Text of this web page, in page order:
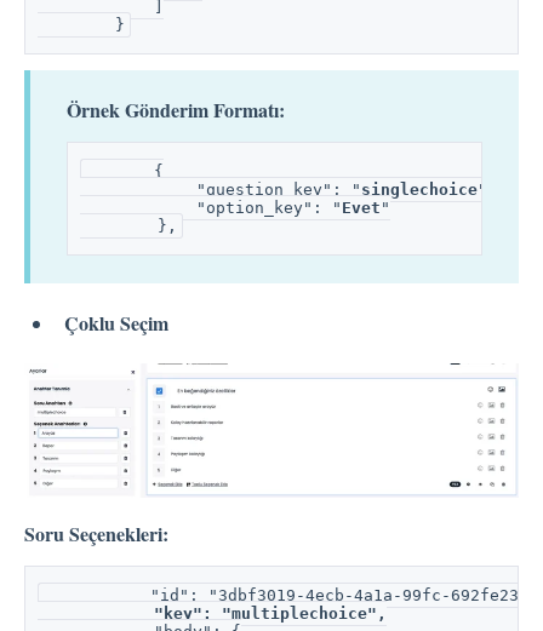
        }
Örnek Gönderim Formatı:
       {
            "question_key": "
singlechoice",
"option_key": " Evet "
        },
Çoklu Seçim
Soru Seçenekleri:
"id": "3dbf3019-4ecb-4a1a-99fc-
"key": "multiplechoice",